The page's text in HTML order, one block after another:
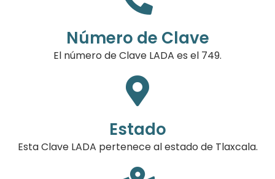
Número de Clave
El número de Clave LADA es el 749.
Estado
Esta Clave LADA pertenece al estado de Tlaxcala.